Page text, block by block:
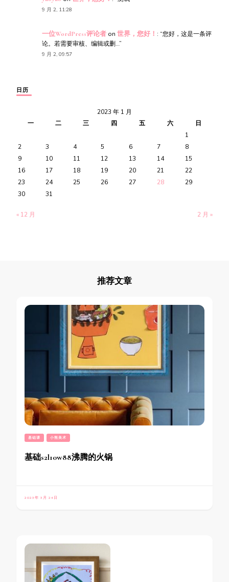
9 月 2, 11:28
一位WordPress评论者 on 世界，您好！ : “您好，这是一条评
论。若需要审核、编辑或删…”
9 月 2, 09:57
日历
2023 年 1 月
一
二 三 四 五 六
日
1
2
3 4 5 6 7
8
9
10 11 12 13 14
15
16
17 18 19 20 21
22
23
24 25 26 27 28
29
30
31
« 12 月 2 月 »
推荐文章
基础课 小熊美术
基础s2l10w88沸腾的火锅
2023年 3月 24日